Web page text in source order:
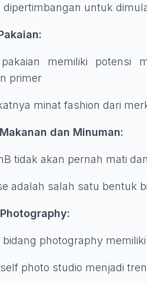
dipertimbangan untuk
memiliki potensi
primer
minat fashion dari
dan Minuman:
tidak akan pernah mati
adalah salah satu bentuk
bidang photography
photo studio menjadi